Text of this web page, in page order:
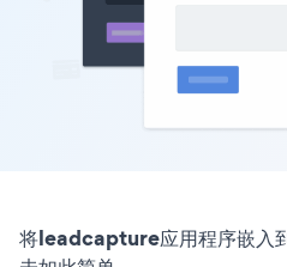
将leadcapture应用程序嵌入